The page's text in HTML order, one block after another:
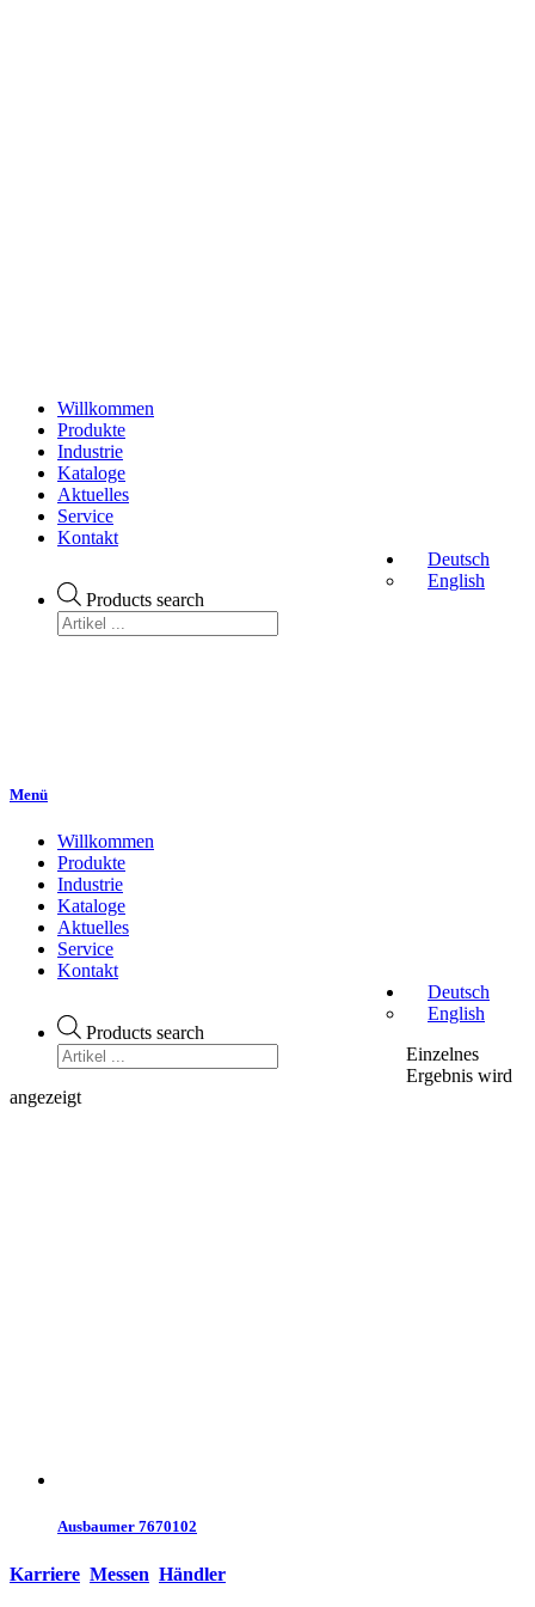
Willkommen
Produkte
Industrie
Kataloge
Aktuelles
Service
Kontakt
Products search
Deutsch
English
Menü
Willkommen
Produkte
Industrie
Kataloge
Aktuelles
Service
Kontakt
Products search
Deutsch
English
Einzelnes
Ergebnis wird
angezeigt
Ausbaumer 7670102
Karriere Messen Händler